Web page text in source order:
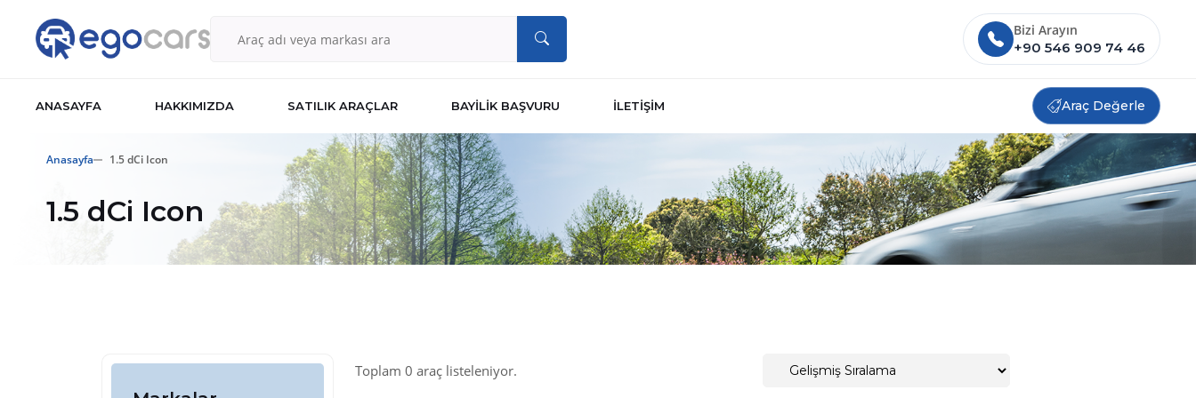
Bizi Arayın
+90 546 909 74 46
ANASAYFA HAKKIMIZDA SATILIK ARAÇLAR BAYİLİK BAŞVURU İLETİŞİM Araç Değerle
Anasayfa 1.5 dCi Icon
1.5 dCi Icon
Toplam 0 araç listeleniyor.